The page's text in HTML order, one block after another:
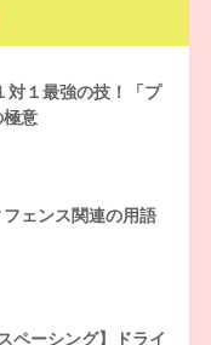
対１最強の技！「プ
極意
ェンス関連の用語
ペーシング】ドライ